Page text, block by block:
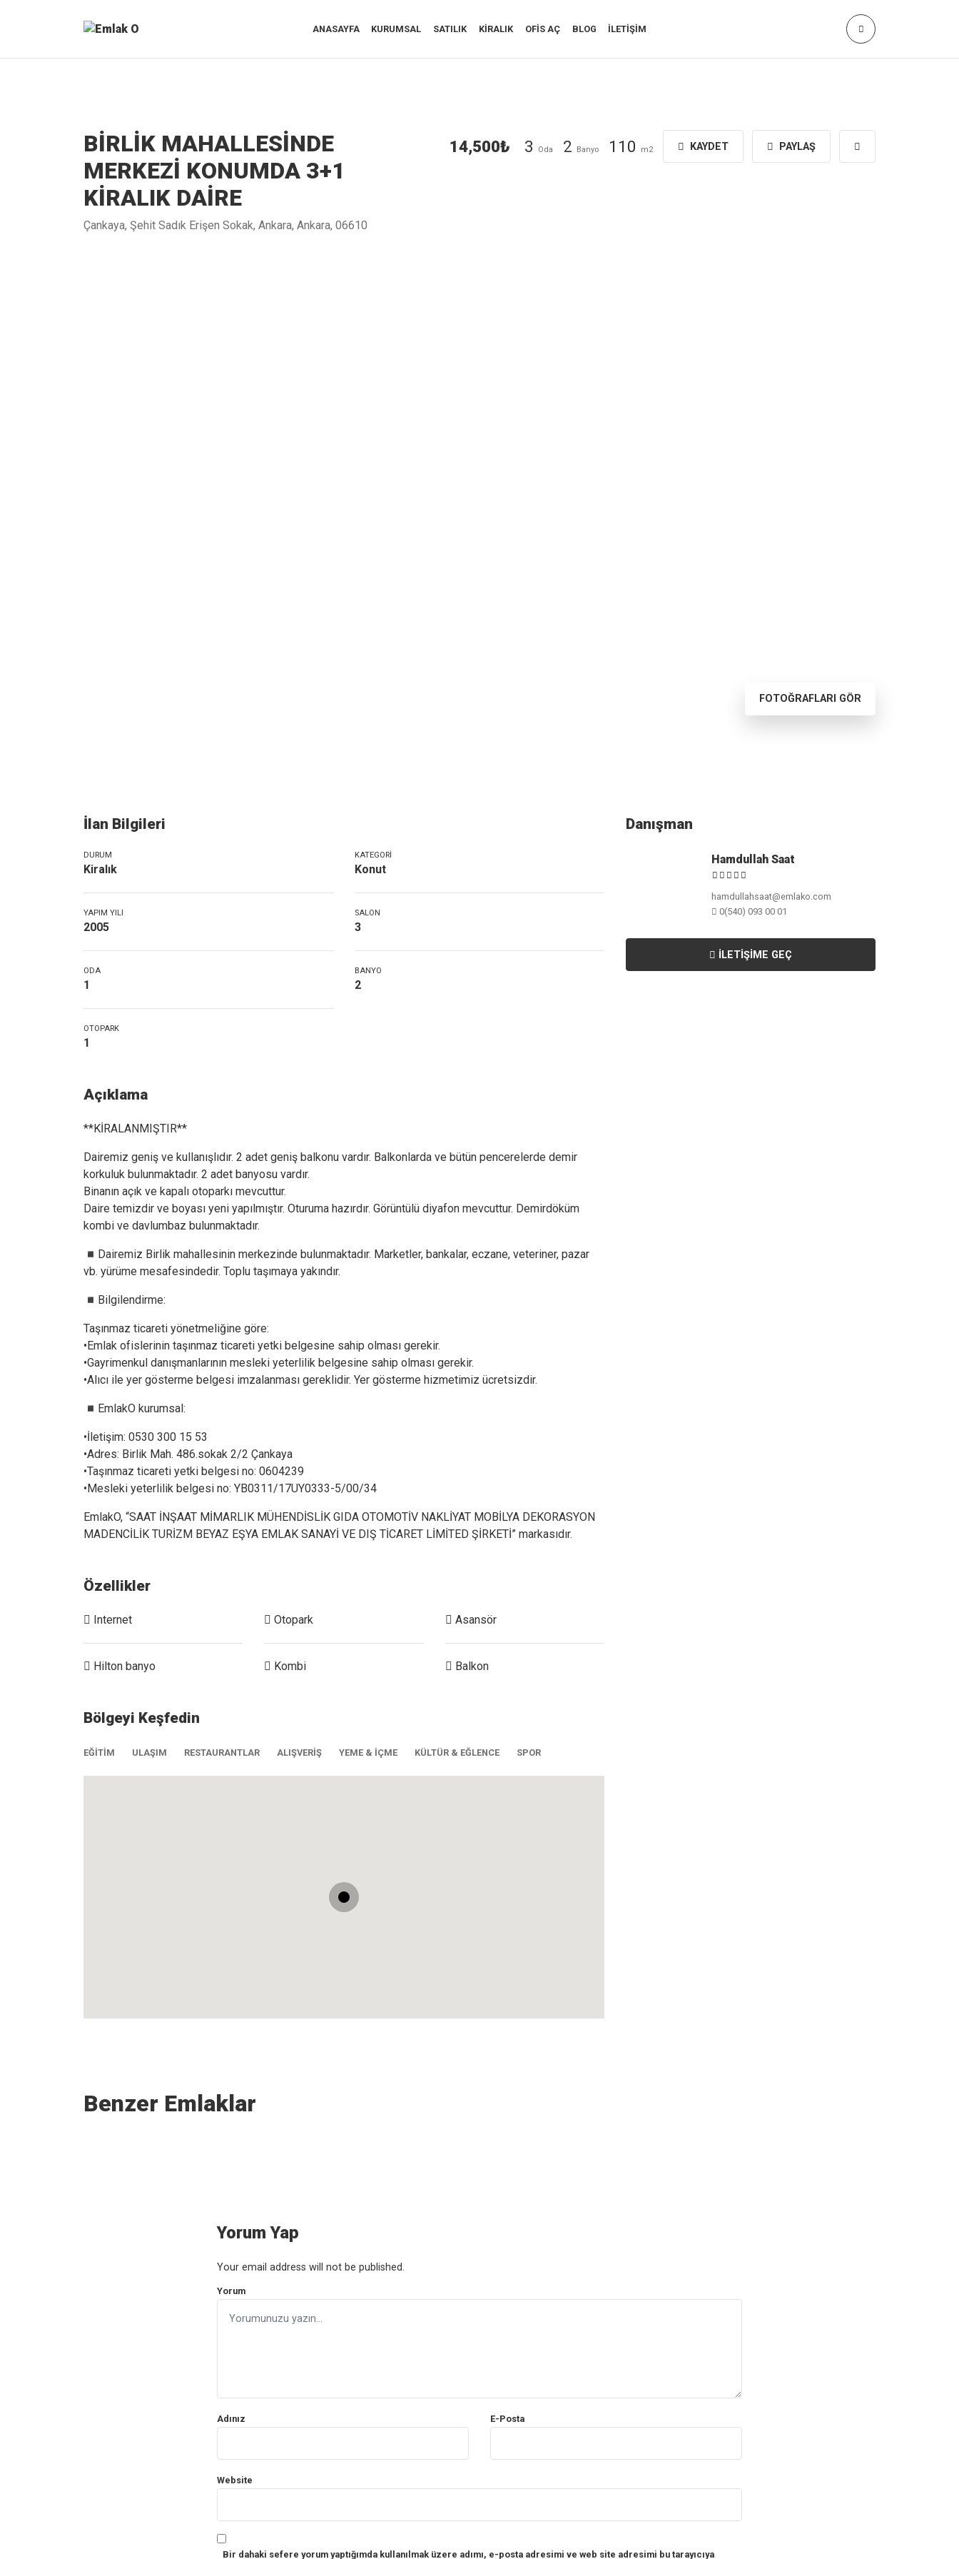
ANASAYFA KURUMSAL SATILIK KIRALIK OFIS AÇ BLOG İLETIŞIM
BİRLİK MAHALLESİNDE
MERKEZİ KONUMDA 3+1
KİRALIK DAİRE
Çankaya, Şehit Sadık Erişen Sokak, Ankara, Ankara, 06610
KAYDET PAYLAŞ
3 Oda 2 Banyo 110 m2
14,500₺
FOTOĞRAFLARI GÖR
İlan Bilgileri
DURUM
Kiralık
KATEGORI
Konut
YAPIM YILI
2005
SALON
3
ODA
1
BANYO
2
OTOPARK
1
Açıklama
**KİRALANMIŞTIR**
Dairemiz geniş ve kullanışlıdır. 2 adet geniş balkonu vardır. Balkonlarda ve bütün pencerelerde demir
korkuluk bulunmaktadır. 2 adet banyosu vardır.
Binanın açık ve kapalı otoparkı mevcuttur.
Daire temizdir ve boyası yeni yapılmıştır. Oturuma hazırdır. Görüntülü diyafon mevcuttur. Demirdöküm
kombi ve davlumbaz bulunmaktadır.
◾️Dairemiz Birlik mahallesinin merkezinde bulunmaktadır. Marketler, bankalar, eczane, veteriner, pazar
vb. yürüme mesafesindedir. Toplu taşımaya yakındır.
◾️Bilgilendirme:
Taşınmaz ticareti yönetmeliğine göre:
•Emlak ofislerinin taşınmaz ticareti yetki belgesine sahip olması gerekir.
•Gayrimenkul danışmanlarının mesleki yeterlilik belgesine sahip olması gerekir.
•Alıcı ile yer gösterme belgesi imzalanması gereklidir. Yer gösterme hizmetimiz ücretsizdir.
◾️EmlakO kurumsal:
•İletişim: 0530 300 15 53
•Adres: Birlik Mah. 486.sokak 2/2 Çankaya
•Taşınmaz ticareti yetki belgesi no: 0604239
•Mesleki yeterlilik belgesi no: YB0311/17UY0333-5/00/34
EmlakO, “SAAT İNŞAAT MİMARLIK MÜHENDİSLİK GIDA OTOMOTİV NAKLİYAT MOBİLYA DEKORASYON
MADENCİLİK TURİZM BEYAZ EŞYA EMLAK SANAYİ VE DIŞ TİCARET LİMİTED ŞİRKETİ” markasıdır.
Özellikler
Internet Otopark Asansör
Hilton banyo Kombi Balkon
Bölgeyi Keşfedin
EĞITIM ULAŞIM RESTAURANTLAR ALIŞVERIŞ YEME & İÇME KÜLTÜR & EĞLENCE SPOR
Danışman
Hamdullah Saat
hamdullahsaat@emlako.com
0(540) 093 00 01
İLETIŞIME GEÇ
Benzer Emlaklar
Yorum Yap
Your email address will not be published.
Yorum
Adınız E-Posta
Website
Bir dahaki sefere yorum yaptığımda kullanılmak üzere adımı, e-posta adresimi ve web site adresimi bu tarayıcıya